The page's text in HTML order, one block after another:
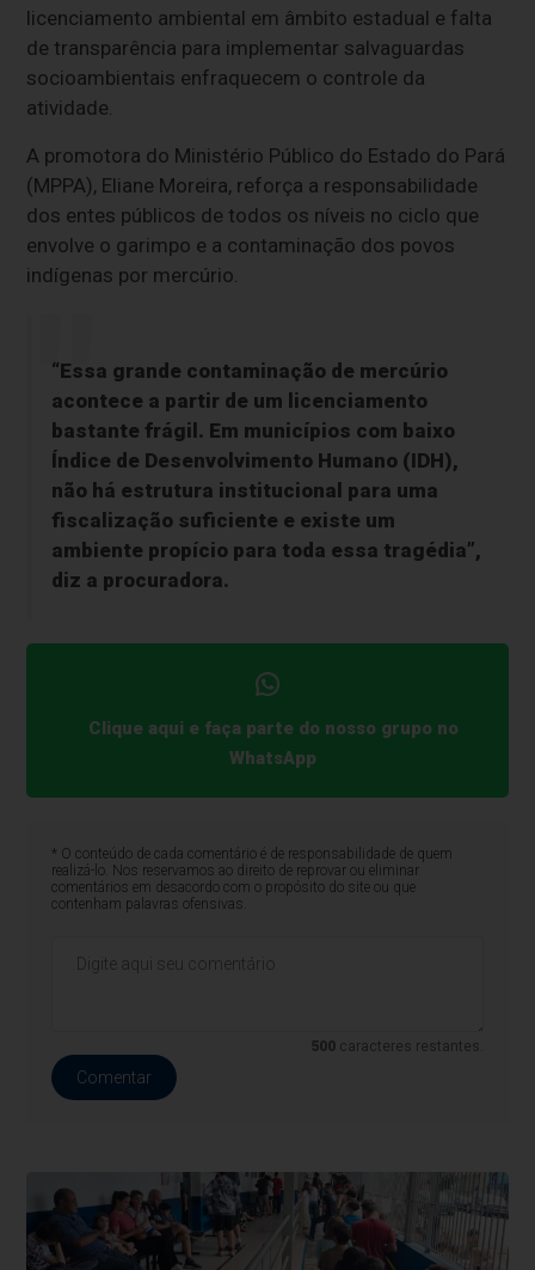
licenciamento ambiental em âmbito estadual e falta
de transparência para implementar salvaguardas
socioambientais enfraquecem o controle da
atividade.
A promotora do Ministério Público do Estado do Pará
(MPPA), Eliane Moreira, reforça a responsabilidade
dos entes públicos de todos os níveis no ciclo que
envolve o garimpo e a contaminação dos povos
indígenas por mercúrio.
“Essa grande contaminação de mercúrio
acontece a partir de um licenciamento
bastante frágil. Em municípios com baixo
Índice de Desenvolvimento Humano (IDH),
não há estrutura institucional para uma
fiscalização suficiente e existe um
ambiente propício para toda essa tragédia”,
diz a procuradora.
Clique aqui e faça parte do nosso grupo no
WhatsApp
* O conteúdo de cada comentário é de responsabilidade de quem
realizá-lo. Nos reservamos ao direito de reprovar ou eliminar
comentários em desacordo com o propósito do site ou que
contenham palavras ofensivas.
500 caracteres restantes.
Comentar